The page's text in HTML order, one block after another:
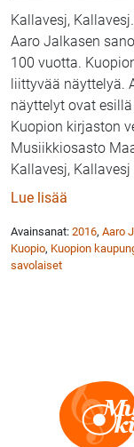
Kallavesj,
Aaro Jalkasen
100 vuotta.
liittyvää näyttelyä.
näyttelyt ovat
Kuopion kirjaston
Musiikkiosasto
Kallavesj,
Lue lisää
Avainsanat: 2016, Aaro
Kuopio, Kuopion
savolaiset